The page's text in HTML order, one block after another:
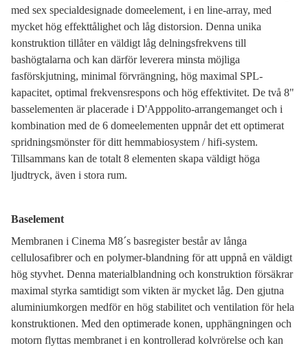
med sex specialdesignade domeelement, i en line-array, med
mycket hög effekttålighet och låg distorsion. Denna unika
konstruktion tillåter en väldigt låg delningsfrekvens till
bashögtalarna och kan därför leverera minsta möjliga
fasförskjutning, minimal förvrängning, hög maximal SPL-
kapacitet, optimal frekvensrespons och hög effektivitet. De två 8"
basselementen är placerade i D'Apppolito-arrangemanget och i
kombination med de 6 domeelementen uppnår det ett optimerat
spridningsmönster för ditt hemmabiosystem / hifi-system.
Tillsammans kan de totalt 8 elementen skapa väldigt höga
ljudtryck, även i stora rum.
Baselement
Membranen i Cinema M8´s basregister består av långa
cellulosafibrer och en polymer-blandning för att uppnå en väldigt
hög styvhet. Denna materialblandning och konstruktion försäkrar
maximal styrka samtidigt som vikten är mycket låg. Den gjutna
aluminiumkorgen medför en hög stabilitet och ventilation för hela
konstruktionen. Med den optimerade konen, upphängningen och
motorn flyttas membranet i en kontrollerad kolvrörelse och kan